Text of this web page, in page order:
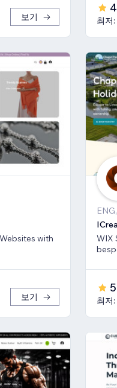
보기
최저
with
보기
WIX
최저